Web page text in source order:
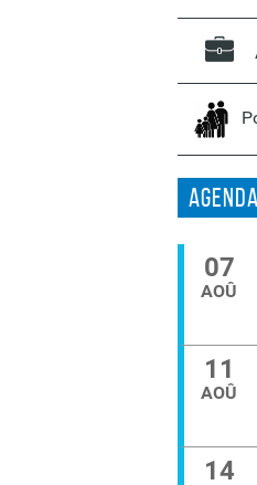
Agenda
07
AOÛ
11
AOÛ
14